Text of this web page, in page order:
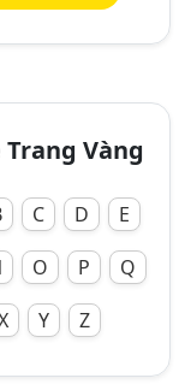
Vàng
C D
E
O P
Q
Y Z